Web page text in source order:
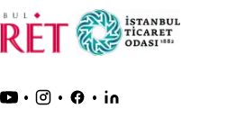
• • •